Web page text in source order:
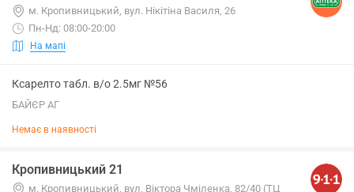
м. Кропивницький, вул. Нікітіна Василя, 26
Пн-Нд: 08:00-20:00
На мапі
Ксарелто табл. в/о 2.5мг №56
БАЙЄР АГ
Немає в наявності
Кропивницький 21
м. Кропивницький, вул. Віктора Чміленка, 82/40 (ТЦ